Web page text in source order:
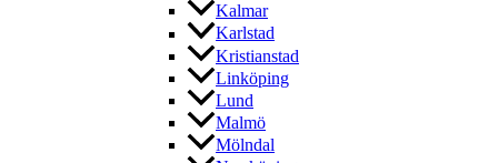
Kalmar
Karlstad
Kristianstad
Linköping
Lund
Malmö
Mölndal